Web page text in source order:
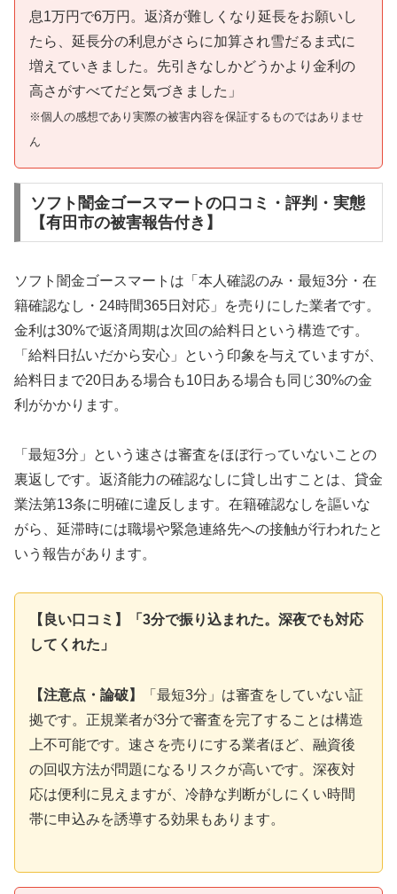
息1万円で6万円。返済が難しくなり延長をお願いし
たら、延長分の利息がさらに加算され雪だるま式に
増えていきました。先引きなしかどうかより金利の
高さがすべてだと気づきました」
※個人の感想であり実際の被害内容を保証するものではありませ
ん
ソフト闇金ゴースマートの口コミ・評判・実態
【有田市の被害報告付き】
ソフト闇金ゴースマートは「本人確認のみ・最短3分・在
籍確認なし・24時間365日対応」を売りにした業者です。
金利は30%で返済周期は次回の給料日という構造です。
「給料日払いだから安心」という印象を与えていますが、
給料日まで20日ある場合も10日ある場合も同じ30%の金
利がかかります。
「最短3分」という速さは審査をほぼ行っていないことの
裏返しです。返済能力の確認なしに貸し出すことは、貸金
業法第13条に明確に違反します。在籍確認なしを謳いな
がら、延滞時には職場や緊急連絡先への接触が行われたと
いう報告があります。
【良い口コミ】「3分で振り込まれた。深夜でも対応
してくれた」
【注意点・論破】
「最短3分」は審査をしていない証
拠です。正規業者が3分で審査を完了することは構造
上不可能です。速さを売りにする業者ほど、融資後
の回収方法が問題になるリスクが高いです。深夜対
応は便利に見えますが、冷静な判断がしにくい時間
帯に申込みを誘導する効果もあります。